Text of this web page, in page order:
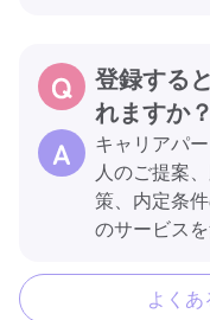
登録する
れますか？
キャリアパ
人のご提案
策、内定条
のサービス
よく